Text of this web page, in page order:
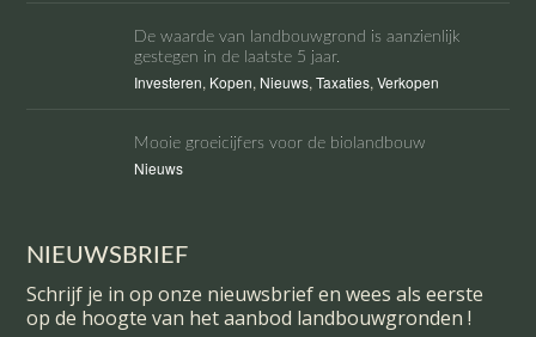
De waarde van landbouwgrond is aanzienlijk
gestegen in de laatste 5 jaar.
Investeren, Kopen, Nieuws,Taxaties,Verkopen
Mooie groeicijfers voor de biolandbouw
Nieuws
NIEUWSBRIEF
Schrijf je in op onze nieuwsbrief en wees als eerste
op de hoogte van het aanbod landbouwgronden !